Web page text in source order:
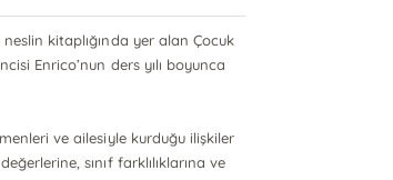
kitaplığında yer alan Çocuk
Enrico’nun ders yılı boyunca
ve ailesiyle kurduğu ilişkiler
sınıf farklılıklarına ve